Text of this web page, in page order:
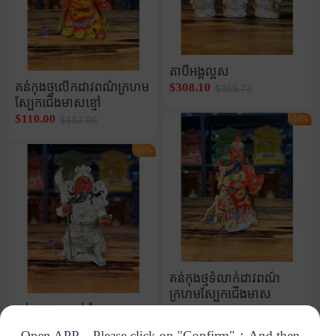
គន់កុងថ្មលើកដាវពណ៌ក្រហម
ស្បែកជើងមាសខ្មៅ
$110.00 $132.00
គន់កុងថ្មសកាន់ដុំមាស
-16%
តាបីអង្គល្អស
$308.10 $369.72
គន់កុងថ្មទំលាក់ដាវពណ៌
ក្រហមស្បែកជើងមាស
$136.00
-16%